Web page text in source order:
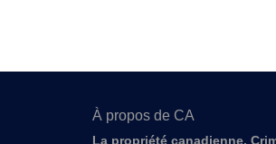
À propos de CA
La propriété canadienne,